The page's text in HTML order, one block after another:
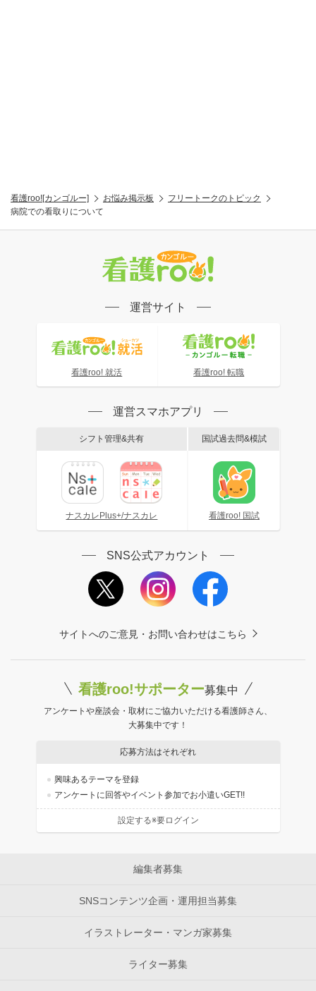
看護roo![カンゴルー] お悩み掲示板
フリートークのトピック
病院での看取りについて
運営サイト
看護roo! 就活 看護roo! 転職
運営スマホアプリ
シフト管理&共有
ナスカレPlus+/ナスカレ
国試過去問&模試
看護roo! 国試
SNS公式アカウント
サイトへのご意見・お問い合わせはこちら
看護roo!サポーター募集中
アンケートや座談会・取材にご協力いただける看護師さん、
大募集中です！
応募方法はそれぞれ
興味あるテーマを登録
アンケートに回答やイベント参加でお小遣いGET!!
設定する※要ログイン
編集者募集
SNSコンテンツ企画・運用担当募集
イラストレーター・マンガ家募集
ライター募集